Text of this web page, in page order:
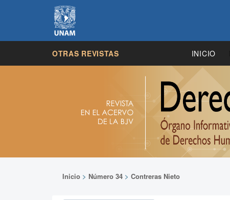
OTRAS REVISTAS INICIO
Inicio > Número 34 > Contreras Nieto